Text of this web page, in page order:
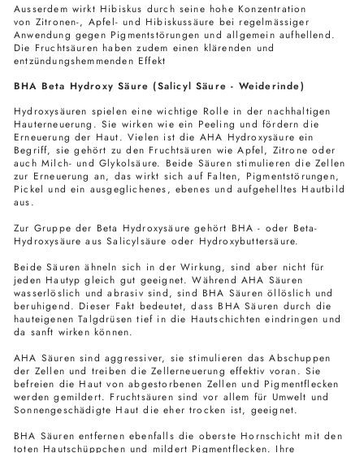
​​Ausserdem wirkt Hibiskus durch seine hohe Konzentration
von Zitronen-, Apfel- und Hibiskussäure bei regelmässiger
Anwendung gegen Pigmentstörungen und allgemein aufhellend.
Die Fruchtsäuren haben zudem einen klärenden und
entzündungshemmenden Effekt
BHA Beta Hydroxy Säure (Salicyl Säure - Weiderinde)
Hydroxysäuren spielen eine wichtige Rolle in der nachhaltigen
Hauterneuerung. Sie wirken wie ein Peeling und fördern die
Erneuerung der Haut. Vielen ist die AHA Hydroxysäure ein
Begriff, sie gehört zu den Fruchtsäuren wie Apfel, Zitrone oder
auch Milch- und Glykolsäure. Beide Säuren stimulieren die Zellen
zur Erneuerung an, das wirkt sich auf Falten, Pigmentstörungen,
Pickel und ein ausgeglichenes, ebenes und aufgehelltes Hautbild
aus.
Zur Gruppe der Beta Hydroxysäure gehört BHA - oder Beta-
Hydroxysäure aus Salicylsäure oder Hydroxybuttersäure.
Beide Säuren ähneln sich in der Wirkung, sind aber nicht für
jeden Hautyp gleich gut geeignet. Während AHA Säuren
wasserlöslich und abrasiv sind, sind BHA Säuren öllöslich und
beruhigend. Dieser Fakt bedeutet, dass BHA Säuren durch die
hauteigenen Talgdrüsen tief in die Hautschichten eindringen und
da sanft wirken können.
AHA Säuren sind aggressiver, sie stimulieren das Abschuppen
der Zellen und treiben die Zellerneuerung effektiv voran. Sie
befreien die Haut von abgestorbenen Zellen und Pigmentflecken
werden gemildert. Fruchtsäuren sind vor allem für Umwelt und
Sonnengeschädigte Haut die eher trocken ist, geeignet.
BHA Säuren entfernen ebenfalls die oberste Hornschicht mit den
toten Hautschüppchen und mildert Pigmentflecken. Ihre